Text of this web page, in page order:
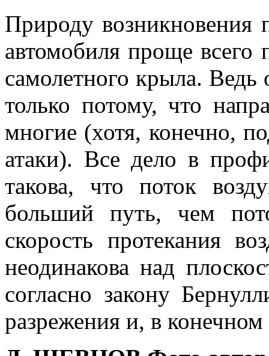
Природу
автомобиля проще всего
самолетного крыла.
только потому, что
многие (хотя, конечно,
атаки). Все дело в
такова, что поток
больший путь, чем
скорость протекания
неодинакова над
согласно закону
разрежения и, в